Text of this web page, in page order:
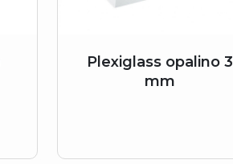
Plexiglass opalino 3
mm